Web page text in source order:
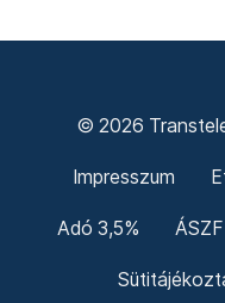
© 2026
Impresszum
Adó 3,5% ÁSZF